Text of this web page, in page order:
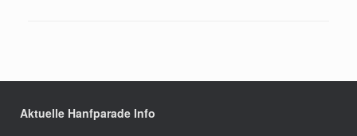
Aktuelle Hanfparade Info